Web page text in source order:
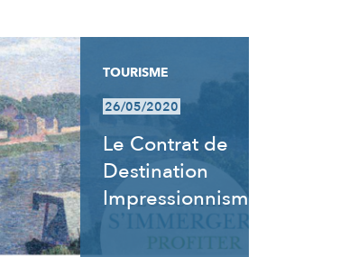
TOURISME
26/05/2020
Le Contrat de
Destination
Impressionnisme